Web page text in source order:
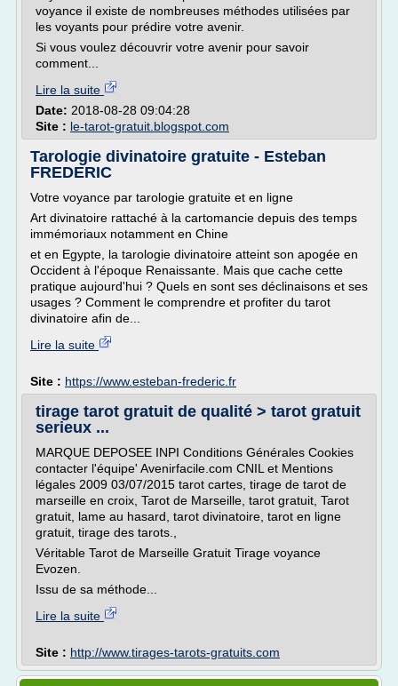
voyance il existe de nombreuses méthodes utilisées par
les voyants pour prédire votre avenir.
Si vous voulez découvrir votre avenir pour savoir
comment...
Lire la suite
Date: 2018-08-28 09:04:28
Site : le-tarot-gratuit.blogspot.com
Tarologie divinatoire gratuite - Esteban
FREDERIC
Votre voyance par tarologie gratuite et en ligne
Art divinatoire rattaché à la cartomancie depuis des temps
immémoriaux notamment en Chine
et en Egypte, la tarologie divinatoire atteint son apogée en
Occident à l'époque Renaissante. Mais que cache cette
pratique aujourd'hui ? Quels en sont ses déclinaisons et ses
usages ? Comment le comprendre et profiter du tarot
divinatoire afin de...
Lire la suite
Site : https://www.esteban-frederic.fr
tirage tarot gratuit de qualité > tarot gratuit
serieux ...
MARQUE DEPOSEE INPI Conditions Générales Cookies
contacter l'équipe' Avenirfacile.com CNIL et Mentions
légales 2009 03/07/2015 tarot cartes, tirage de tarot de
marseille en croix, Tarot de Marseille, tarot gratuit, Tarot
gratuit, lame au hasard, tarot divinatoire, tarot en ligne
gratuit, tirage des tarots.,
Véritable Tarot de Marseille Gratuit Tirage voyance
Evozen.
Issu de sa méthode...
Lire la suite
Site : http://www.tirages-tarots-gratuits.com